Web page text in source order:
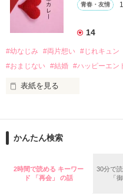
作
｢なんであんたが生きてんの
『生きていてくれてありがと
｢あんたなんか産まなきゃ良
『産まれてきてくれてあり
両親から虐待を受け感情を知
青春・友情
14
#幼なじみ #両片想い #じれキュン
#おまじない #結婚 #ハッピーエン
表紙を見る
きになっちゃうんだって』
これは好きなアイツに好き
かんたん検索
2時間で読める キーワー
ド 「再会」 の話
30分で
「